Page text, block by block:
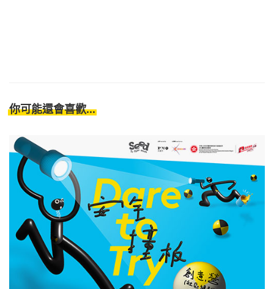
你可能還會喜歡...